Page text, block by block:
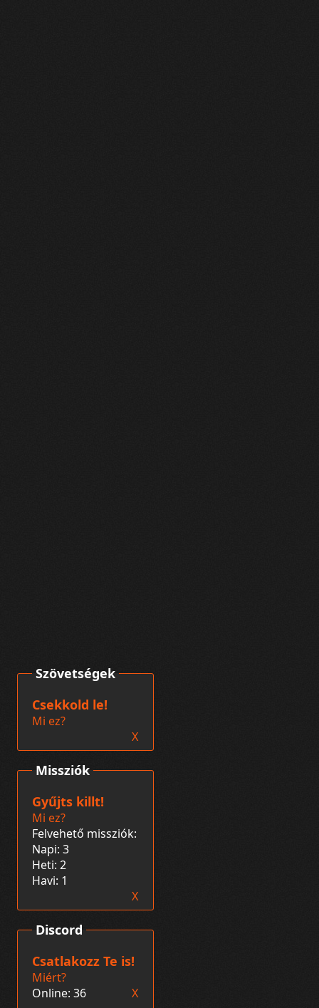
Discord
Csatlakozz Te is!
Miért?
Online: 36
X
Missziók
Gyűjts killt!
Mi ez?
Felvehető missziók:
Napi: 3
Heti: 2
Havi: 1
X
Szövetségek
Csekkold le!
Mi ez?
X